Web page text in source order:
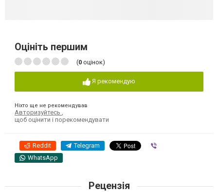
Оцініть першим
(0 оцінок)
Я рекомендую
Ніхто ще не рекомендував
Авторизуйтесь
щоб оцінити і порекомендувати
Reddit Telegram
WhatsApp
Рецензія